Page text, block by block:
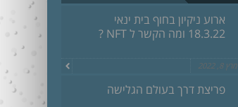
ארוע ניקיון בחוף בית ינאי
18.3.22 ומה הקשר ל NFT ?
מרץ 8, 2022
פריצת דרך בעולם הגלישה